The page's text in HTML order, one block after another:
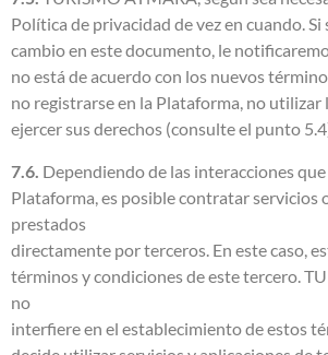
Política de privacidad de vez en cuando. Si
cambio en este documento, le
no está de acuerdo con los nuevos
no registrarse en la Plataforma, no utilizar
ejercer sus derechos (consulte el punto
7.6. Dependiendo de las interacciones que
Plataforma, es posible contratar servicios
prestados
directamente por terceros. En este caso,
términos y condiciones de este tercero.
no
interfiere en el establecimiento de estos